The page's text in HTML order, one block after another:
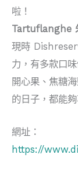
啦！
Tartuflanghe
現時
力，有多款口
開心果、焦糖
的日子，都能
網址：
https://